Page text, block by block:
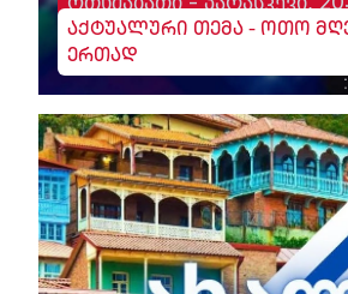
აქტუალური თემა - ოთო
ერთად